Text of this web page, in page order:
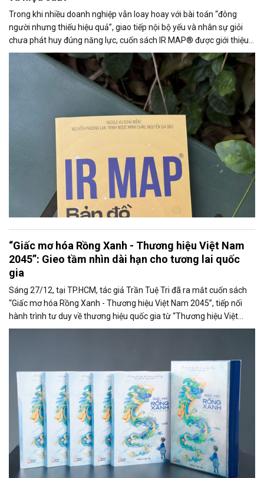
Trong khi nhiều doanh nghiệp vẫn loay hoay với bài toán “đông
người nhưng thiếu hiệu quả”, giao tiếp nội bộ yếu và nhân sự giỏi
chưa phát huy đúng năng lực, cuốn sách IR MAP® được giới thiệu
như một hướng tiếp cận mới, giúp thấu hiểu cách mỗi cá nhân tiếp
nhận và xử lý thông tin.
“Giấc mơ hóa Rồng Xanh - Thương hiệu Việt Nam
2045”: Gieo tầm nhìn dài hạn cho tương lai quốc
gia
Sáng 27/12, tại TP.HCM, tác giả Trần Tuệ Tri đã ra mắt cuốn sách
“Giấc mơ hóa Rồng Xanh - Thương hiệu Việt Nam 2045”, tiếp nối
hành trình tư duy về thương hiệu quốc gia từ “Thương hiệu Việt
Nam - Thời khắc vàng” (2023).